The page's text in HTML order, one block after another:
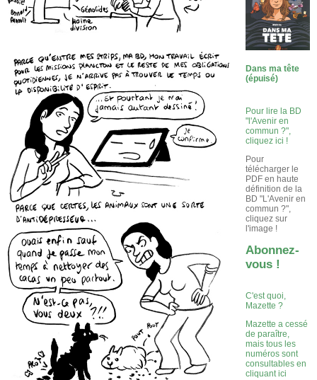
Dans ma tête
(épuisé)
Pour lire la BD
"l'Avenir en
commun ?",
cliquez ici !
Pour
télécharger le
PDF en haute
définition de la
BD "L'Avenir en
commun ?",
cliquez sur
l'image !
Abonnez-
vous !
C'est quoi,
Mazette ?
Mazette a cessé
de paraître,
mais tous les
numéros sont
consultables en
cliquant ici